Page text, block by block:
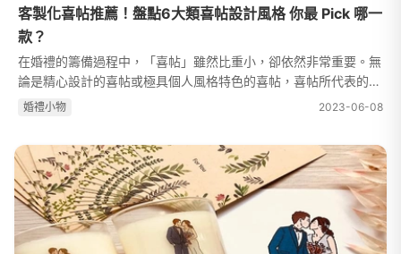
客製化喜帖推薦！盤點6大類喜帖設計風格 你最 Pick 哪一
款？
在婚禮的籌備過程中，「喜帖」雖然比重小，卻依然非常重要。無
論是精心設計的喜帖或極具個人風格特色的喜帖，喜帖所代表的不
僅是張邀請函，更是傳遞心意及溫度的象徵。用心設計過的喜帖不
婚禮⼩物 2023-06-08